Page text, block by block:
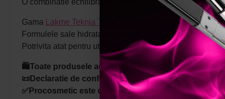
Gama Lakme Teknia True Curls este alegerea ideala
Formulele sale hidratante contribuie la
definirea
Potrivita atat pentru utilizare in salon, cat si acasa,
🛍️Toate produsele achizitionate de pe site-ul nostru
📜Declaratie de conformitate ProCosmetic.
✅Procosmetic este distribuitor autorizat Lakme.